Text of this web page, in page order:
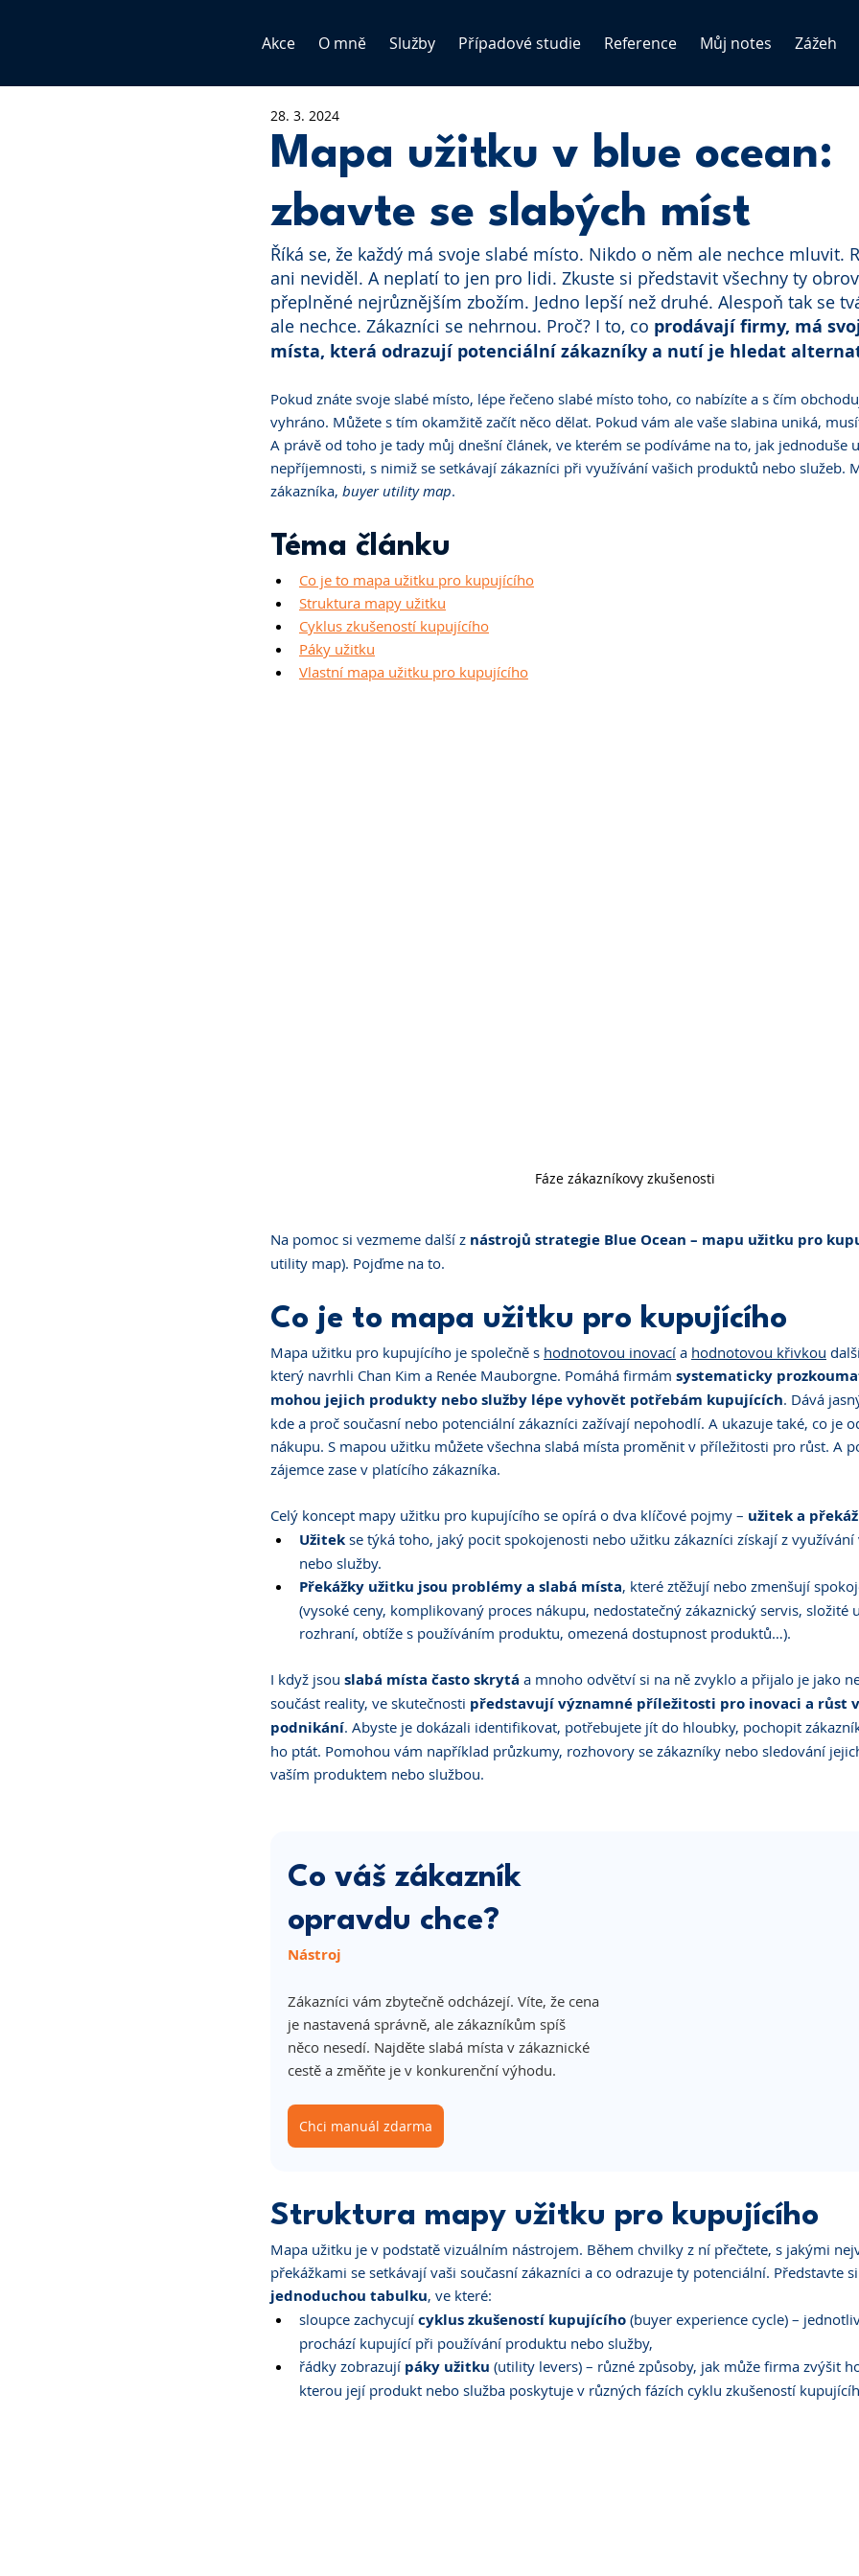
Akce O mně Služby Případové studie Reference Můj notes Zážeh
Mapa užitku v blue ocean:
zbavte se slabých míst
28. 3. 2024
Říká se, že každý má svoje slabé místo. Nikdo o něm ale nechce mluvit.
ani neviděl. A neplatí to jen pro lidi. Zkuste si představit všechny ty
přeplněné nejrůznějším zbožím. Jedno lepší než druhé. Alespoň tak se
ale nechce. Zákazníci se nehrnou. Proč? I to, co prodávají firmy, má
místa, která odrazují potenciální zákazníky a nutí je hledat
Pokud znáte svoje slabé místo, lépe řečeno slabé místo toho, co nabízíte a s čím
vyhráno. Můžete s tím okamžitě začít něco dělat. Pokud vám ale vaše slabina uniká,
A právě od toho je tady můj dnešní článek, ve kterém se podíváme na to, jak jednoduše
nepříjemnosti, s nimiž se setkávají zákazníci při využívání vašich produktů nebo služeb.
zákazníka, buyer utility map.
Téma článku
Co je to mapa užitku pro kupujícího
Struktura mapy užitku
Cyklus zkušeností kupujícího
Páky užitku
Vlastní mapa užitku pro kupujícího
Fáze zákazníkovy zkušenosti
Na pomoc si vezmeme další z nástrojů strategie Blue Ocean – mapu užitku pro
utility map). Pojďme na to.
Co je to mapa užitku pro kupujícího
Mapa užitku pro kupujícího je společně s hodnotovou inovací a hodnotovou křivkou
který navrhli Chan Kim a Renée Mauborgne. Pomáhá firmám systematicky
mohou jejich produkty nebo služby lépe vyhovět potřebám kupujících. Dává
kde a proč současní nebo potenciální zákazníci zažívají nepohodlí. A ukazuje také, co je
nákupu. S mapou užitku můžete všechna slabá místa proměnit v příležitosti pro růst. A
zájemce zase v platícího zákazníka.
Celý koncept mapy užitku pro kupujícího se opírá o dva klíčové pojmy – užitek a
Užitek se týká toho, jaký pocit spokojenosti nebo užitku zákazníci získají z
nebo služby.
Překážky užitku jsou problémy a slabá místa, které ztěžují nebo zmenšují
(vysoké ceny, komplikovaný proces nákupu, nedostatečný zákaznický servis, složité
rozhraní, obtíže s používáním produktu, omezená dostupnost produktů…).
I když jsou slabá místa často skrytá a mnoho odvětví si na ně zvyklo a přijalo je jako
součást reality, ve skutečnosti představují významné příležitosti pro inovaci a růst
podnikání. Abyste je dokázali identifikovat, potřebujete jít do hloubky, pochopit
ho ptát. Pomohou vám například průzkumy, rozhovory se zákazníky nebo sledování
vaším produktem nebo službou.
Co váš zákazník
opravdu chce?
Nástroj
Zákazníci vám zbytečně odcházejí. Víte, že cena
je nastavená správně, ale zákazníkům spíš
něco nesedí. Najděte slabá místa v zákaznické
cestě a změňte je v konkurenční výhodu.
Chci manuál zdarma
Struktura mapy užitku pro kupujícího
Mapa užitku je v podstatě vizuálním nástrojem. Během chvilky z ní přečtete, s jakými
překážkami se setkávají vaši současní zákazníci a co odrazuje ty potenciální. Představte
jednoduchou tabulku, ve které:
sloupce zachycují cyklus zkušeností kupujícího (buyer experience cycle) –
prochází kupující při používání produktu nebo služby,
řádky zobrazují páky užitku (utility levers) – různé způsoby, jak může firma zvýšit
kterou její produkt nebo služba poskytuje v různých fázích cyklu zkušeností